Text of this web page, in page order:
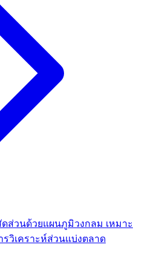
ส่วนด้วยแผนภูมิวงกลม เหมาะ
รวิเคราะห์ส่วนแบ่งตลาด